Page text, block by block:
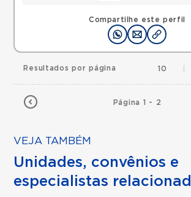
Compartilhe este perfil
Página 1 - 2
Resultados por página 10
VEJA TAMBÉM
Unidades, convênios e
especialistas